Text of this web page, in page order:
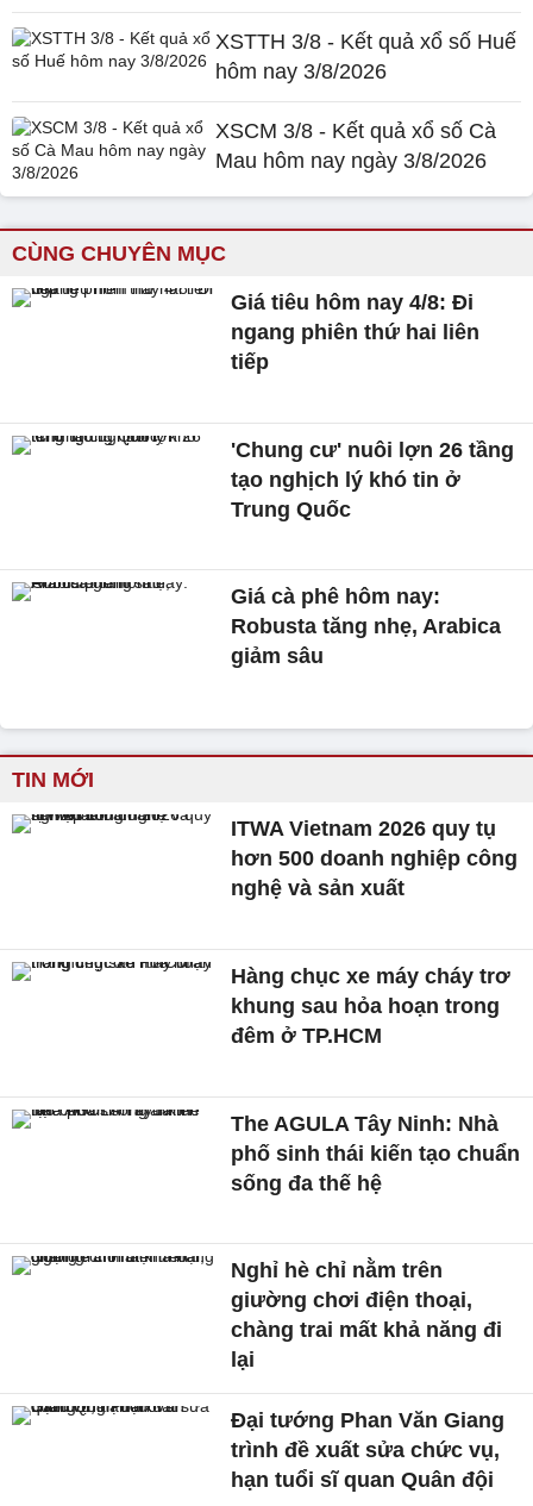
XSTTH 3/8 - Kết quả xổ số Huế
hôm nay 3/8/2026
XSCM 3/8 - Kết quả xổ số Cà
Mau hôm nay ngày 3/8/2026
CÙNG CHUYÊN MỤC
Giá tiêu hôm nay 4/8: Đi
ngang phiên thứ hai liên
tiếp
'Chung cư' nuôi lợn 26 tầng
tạo nghịch lý khó tin ở
Trung Quốc
Giá cà phê hôm nay:
Robusta tăng nhẹ, Arabica
giảm sâu
TIN MỚI
ITWA Vietnam 2026 quy tụ
hơn 500 doanh nghiệp công
nghệ và sản xuất
Hàng chục xe máy cháy trơ
khung sau hỏa hoạn trong
đêm ở TP.HCM
The AGULA Tây Ninh: Nhà
phố sinh thái kiến tạo chuẩn
sống đa thế hệ
Nghỉ hè chỉ nằm trên
giường chơi điện thoại,
chàng trai mất khả năng đi
lại
Đại tướng Phan Văn Giang
trình đề xuất sửa chức vụ,
hạn tuổi sĩ quan Quân đội